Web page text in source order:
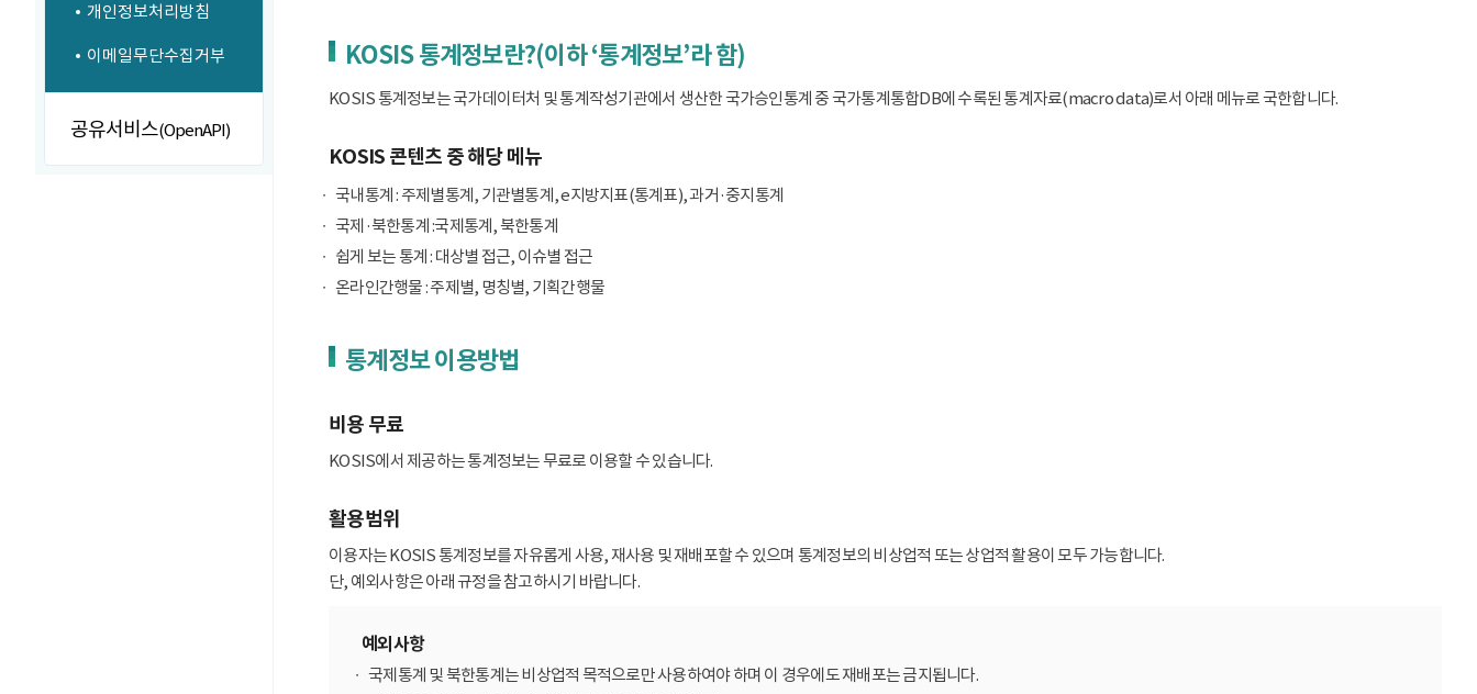
개인정보처리방침
이메일무단수집거부
공유서비스(OpenAPI)
KOSIS 통계정보란?(이하 ‘통계정보’라 함)
KOSIS 통계정보는 국가데이터처 및 통계작성기관에서 생산한 국가승인통계 중 국가통계통합DB에 수록된 통계자료(macro data)로서 아래 메뉴로 국한합니다.
KOSIS 콘텐츠 중 해당 메뉴
국내통계 : 주제별통계, 기관별통계, e지방지표(통계표), 과거·중지통계
국제·북한통계 :국제통계, 북한통계
쉽게 보는 통계 : 대상별 접근, 이슈별 접근
온라인간행물 : 주제별, 명칭별, 기획간행물
통계정보 이용방법
비용 무료
KOSIS에서 제공하는 통계정보는 무료로 이용할 수 있습니다.
활용범위
이용자는 KOSIS 통계정보를 자유롭게 사용, 재사용 및 재배포할 수 있으며 통계정보의 비상업적 또는 상업적 활용이 모두 가능합니다.
단, 예외사항은 아래 규정을 참고하시기 바랍니다.
예외사항
국제통계 및 북한통계는 비상업적 목적으로만 사용하여야 하며 이 경우에도 재배포는 금지됩니다.